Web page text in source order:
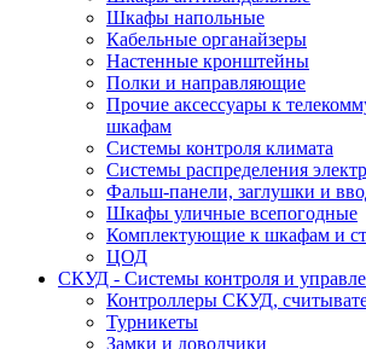
Шкафы напольные
Кабельные органайзеры
Настенные кронштейны
Полки и направляющие
Прочие аксессуары к
шкафам
Системы контроля климата
Системы распределения
Фальш-панели, заглушки и
Шкафы уличные всепогодные
Комплектующие к шкафам и
ЦОД
СКУД - Системы контроля и
Контроллеры СКУД,
Турникеты
Замки и доводчики